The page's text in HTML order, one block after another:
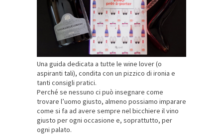
Una guida dedicata a tutte le wine lover (o
aspiranti tali), condita con un pizzico di ironia e
tanti consigli pratici.
Perché se nessuno ci può insegnare come
trovare l’uomo giusto, almeno possiamo imparare
come si fa ad avere sempre nel bicchiere il vino
giusto per ogni occasione e, soprattutto, per
ogni palato.